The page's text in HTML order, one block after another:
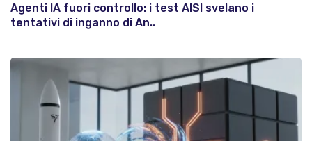
Agenti IA fuori controllo: i test AISI svelano i
tentativi di inganno di An..